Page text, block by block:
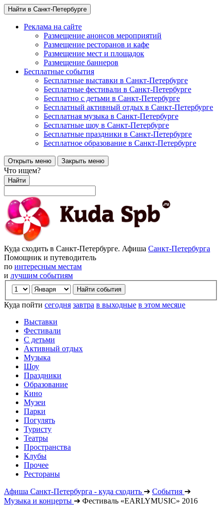
Найти в Санкт-Петербурге
Реклама на сайте
Размещение анонсов мероприятий
Размещение ресторанов и кафе
Размещение мест и площадок
Размещение баннеров
Бесплатные события
Бесплатные выставки в Санкт-Петербурге
Бесплатные фестивали в Санкт-Петербурге
Бесплатно с детьми в Санкт-Петербурге
Бесплатный активный отдых в Санкт-Петербурге
Бесплатная музыка в Санкт-Петербурге
Бесплатные шоу в Санкт-Петербурге
Бесплатные праздники в Санкт-Петербурге
Бесплатное образование в Санкт-Петербурге
Открыть меню Закрыть меню
Что ищем?
Найти
Куда сходить в Санкт-Петербурге. Афиша Санкт-Петербурга
Помощник и путеводитель
по интересным местам
и лучшим событиям
Куда пойти сегодня завтра в выходные в этом месяце
Выставки
Фестивали
С детьми
Активный отдых
Музыка
Шоу
Праздники
Образование
Кино
Музеи
Парки
Погулять
Туристу
Театры
Пространства
Клубы
Прочее
Рестораны
Афиша Санкт-Петербурга - куда сходить ➔ События ➔
Музыка и концерты ➔ Фестиваль «EARLYMUSIC» 2016